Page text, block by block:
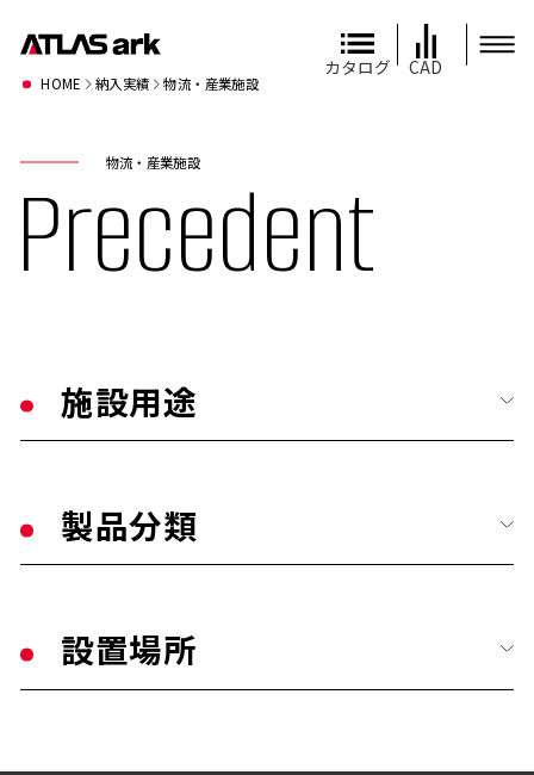
カタログ CAD
物流・産業施設
Precedent
HOME 納入実績 物流・産業施設
施設用途
公共・文化施設
学校・教育施設
製品分類
手摺り・壁面ガード
設置場所